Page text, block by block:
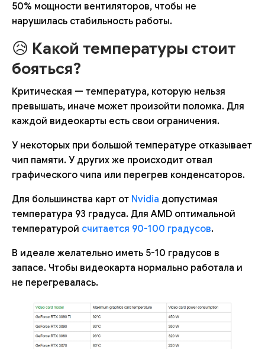
50% мощности вентиляторов, чтобы не
нарушилась стабильность работы.
😥 Какой температуры стоит
бояться?
Критическая — температура, которую нельзя
превышать, иначе может произойти поломка. Для
каждой видеокарты есть свои ограничения.
У некоторых при большой температуре отказывает
чип памяти. У других же происходит отвал
графического чипа или перегрев конденсаторов.
Для большинства карт от Nvidia допустимая
температура 93 градуса. Для AMD оптимальной
температурой считается 90-100 градусов.
В идеале желательно иметь 5-10 градусов в
запасе. Чтобы видеокарта нормально работала и
не перегревалась.